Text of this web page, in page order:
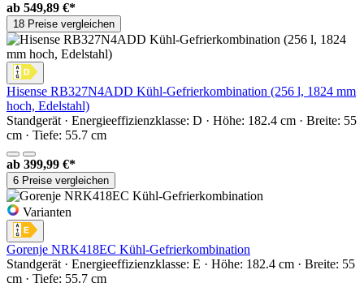
ab 549,89 €*
18 Preise vergleichen
Hisense RB327N4ADD Kühl-Gefrierkombination (256 l, 1824 mm
hoch, Edelstahl)
Standgerät · Energieeffizienzklasse: D · Höhe: 182.4 cm · Breite: 55
cm · Tiefe: 55.7 cm
ab 399,99 €*
6 Preise vergleichen
Varianten
Gorenje NRK418EC Kühl-Gefrierkombination
Standgerät · Energieeffizienzklasse: E · Höhe: 182.4 cm · Breite: 55
cm · Tiefe: 55.7 cm